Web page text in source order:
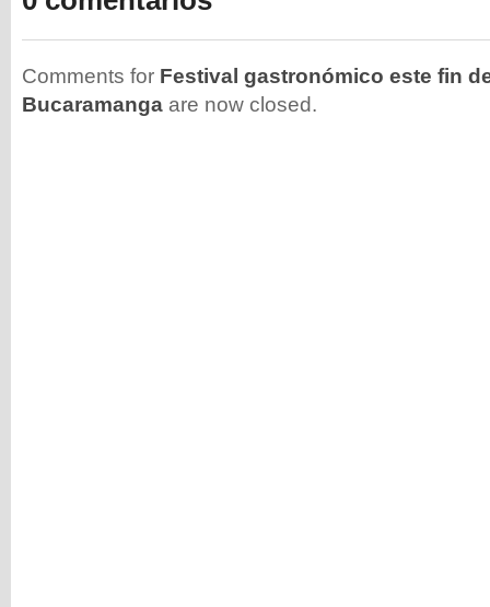
Comments for Festival gastronómico este fin
Bucaramanga are now closed.